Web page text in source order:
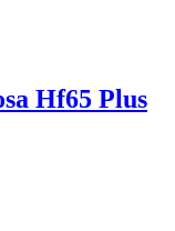
Hf65 Plus